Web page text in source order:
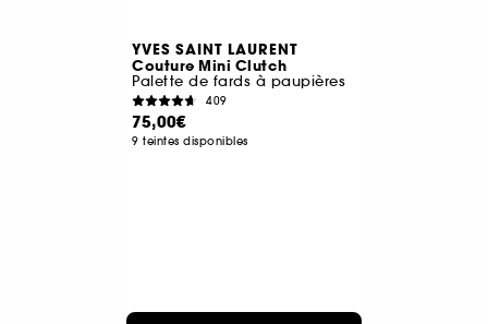
YVES SAINT LAURENT
Couture Mini Clutch
Palette de fards à paupières
409
75,00€
9 teintes disponibles